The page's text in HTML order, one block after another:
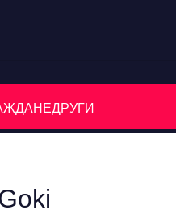
ДРУГИ